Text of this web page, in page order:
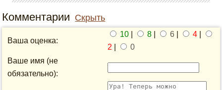
Комментарии Скрыть
Ваша оценка:
10 8 6 4
2
0
Ваше имя (не
обязательно):